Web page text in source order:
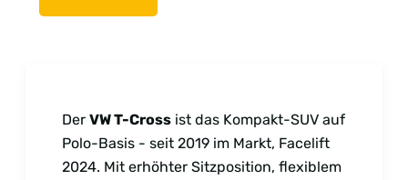
Der VW T-Cross ist das Kompakt-SUV auf
Polo-Basis - seit 2019 im Markt, Facelift
2024. Mit erhöhter Sitzposition, flexiblem